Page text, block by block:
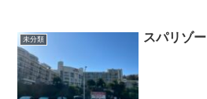
未分類 スパリゾ